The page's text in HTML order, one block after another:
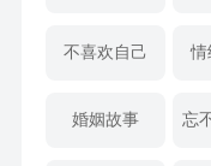
不喜欢自己 情
婚姻故事 忘